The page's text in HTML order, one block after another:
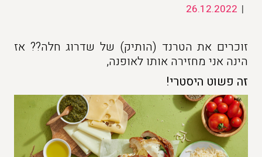
|
26.12.2022
זוכרים את הטרנד (הותיק) של שדרוג חלה?? אז
הינה אני מחזירה אותו לאופנה,
זה פשוט היסטרי!